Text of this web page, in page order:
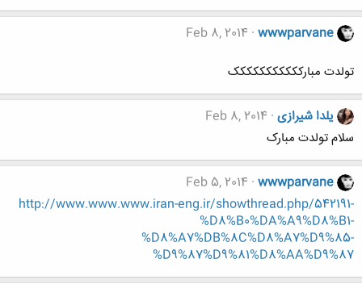
wwwparvane
Feb 8, 2014
تولدت مبارککککککککککک
یلدا شیرازی Feb 8, 2014
سلام تولدت مبارک
wwwparvane
Feb 5, 2014
http://www.www.www.iran-eng.ir/showthread.php/542191-
%D8%B0%DA%A9%D8%B1-
%D8%A7%DB%8C%D8%A7%D9%85-
%D9%87%D9%81%D8%AA%D9%87